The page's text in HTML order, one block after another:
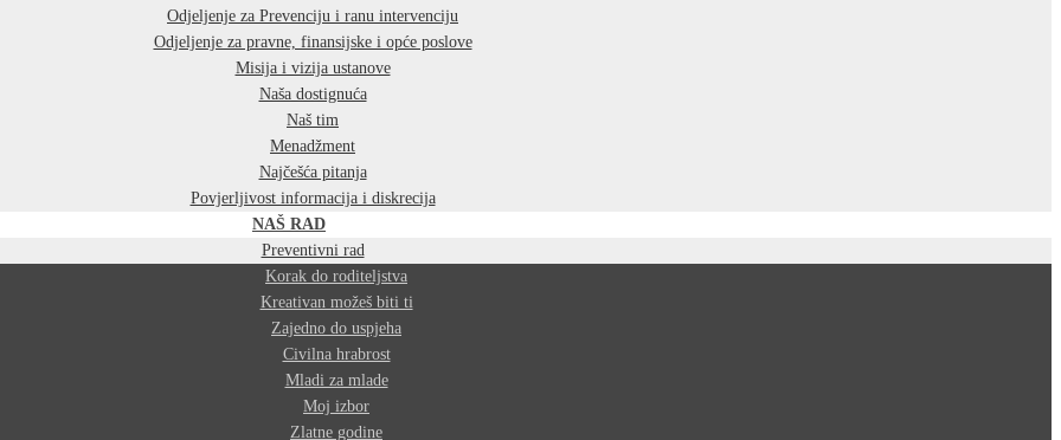
Odjeljenje za Prevenciju i ranu intervenciju
Odjeljenje za pravne, finansijske i opće poslove
Misija i vizija ustanove
Naša dostignuća
Naš tim
Menadžment
Najčešća pitanja
Povjerljivost informacija i diskrecija
NAŠ RAD
Preventivni rad
Korak do roditeljstva
Kreativan možeš biti ti
Zajedno do uspjeha
Civilna hrabrost
Mladi za mlade
Moj izbor
Zlatne godine